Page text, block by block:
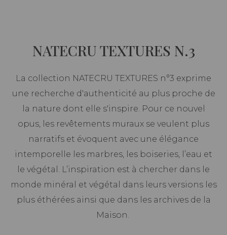
NATECRU TEXTURES N.3
La collection NATECRU TEXTURES n°3 exprime
une recherche d'authenticité au plus proche de
la nature dont elle s'inspire. Pour ce nouvel
opus, les revêtements muraux se veulent plus
narratifs et évoquent avec une élégance
intemporelle les marbres, les boiseries, l’eau et
le végétal. L’inspiration est à chercher dans le
monde minéral et végétal dans leurs versions les
plus éthérées ainsi que dans les archives de la
Maison.